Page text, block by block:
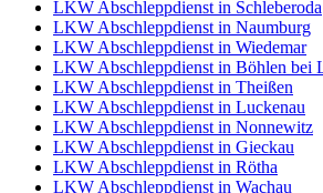
LKW Abschleppdienst in Schleberoda
LKW Abschleppdienst in Naumburg
LKW Abschleppdienst in Wiedemar
LKW Abschleppdienst in Böhlen bei
LKW Abschleppdienst in Theißen
LKW Abschleppdienst in Luckenau
LKW Abschleppdienst in Nonnewitz
LKW Abschleppdienst in Gieckau
LKW Abschleppdienst in Rötha
LKW Abschleppdienst in Wachau